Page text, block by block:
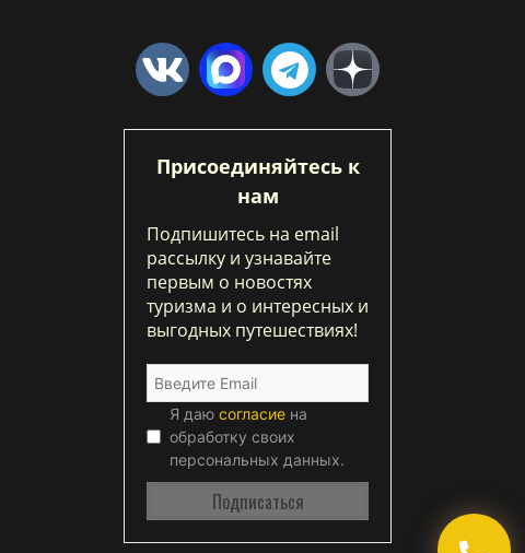
Присоединяйтесь к
нам
Подпишитесь на email
рассылку и узнавайте
первым о новостях
туризма и о интересных и
выгодных путешествиях!
Я даю согласие на
обработку своих
персональных данных.